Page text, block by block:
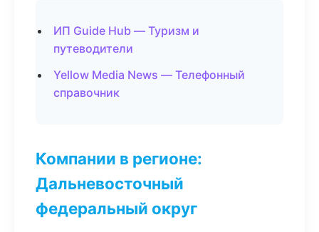
ИП Guide Hub — Туризм и
путеводители
Yellow Media News — Телефонный
справочник
Компании в регионе:
Дальневосточный
федеральный округ